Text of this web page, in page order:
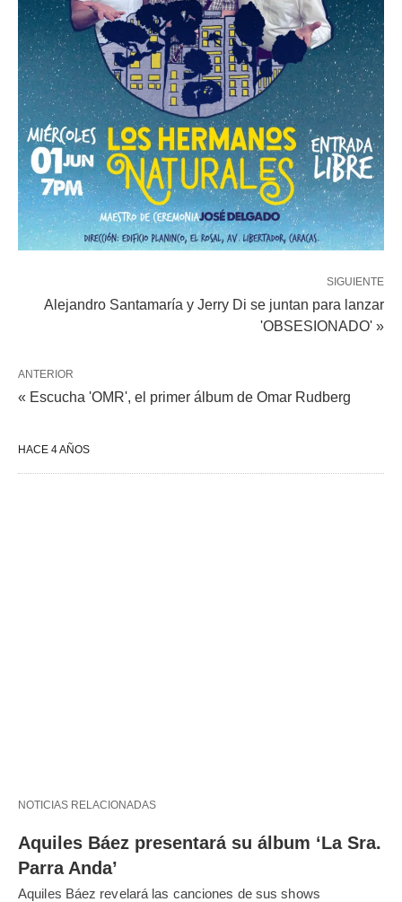
SIGUIENTE
Alejandro Santamaría y Jerry Di se juntan para lanzar
'OBSESIONADO' »
ANTERIOR
« Escucha 'OMR', el primer álbum de Omar Rudberg
HACE 4 AÑOS
NOTICIAS RELACIONADAS
Aquiles Báez presentará su álbum ‘La Sra.
Parra Anda’
Aquiles Báez revelará las canciones de sus shows